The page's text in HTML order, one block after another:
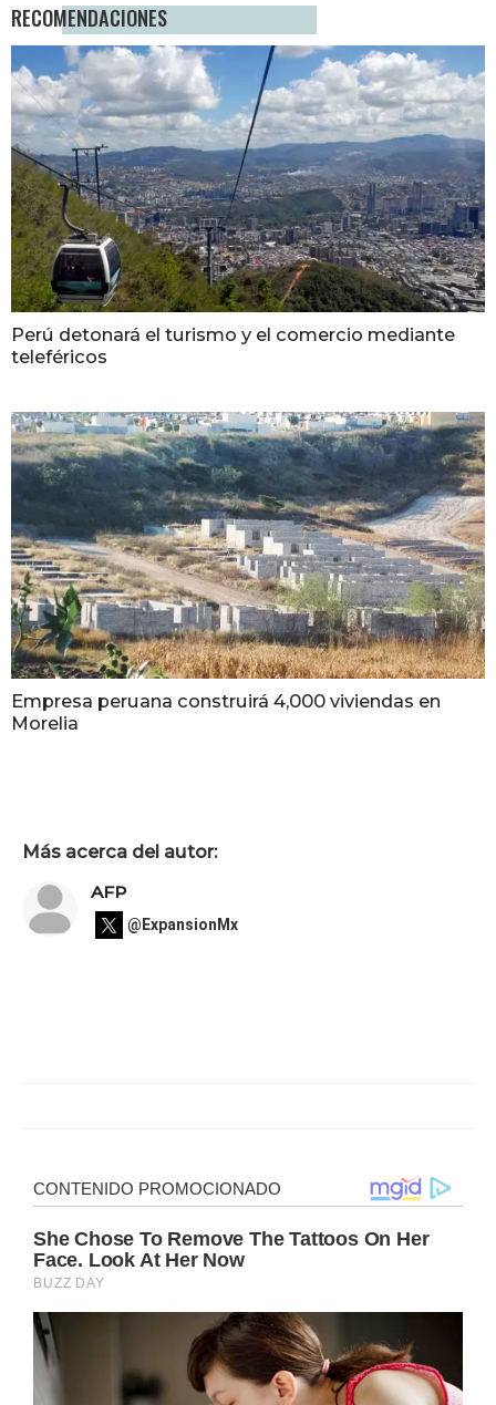
RECOMENDACIONES
Perú detonará el turismo y el comercio mediante
teleféricos
Empresa peruana construirá 4,000 viviendas en
Morelia
Más acerca del autor:
AFP
@ExpansionMx